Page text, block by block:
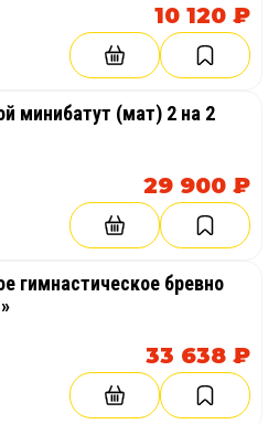
10 120 ₽
минибатут (мат) 2 на 2
29 900 ₽
гимнастическое бревно
33 638 ₽